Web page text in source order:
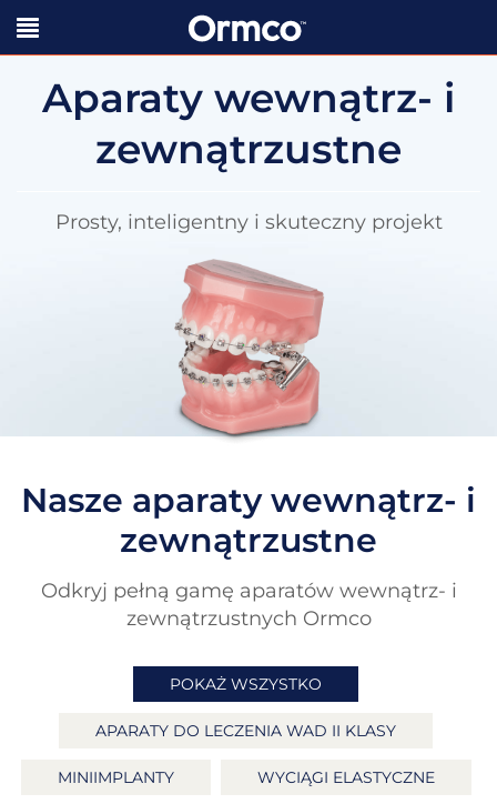
Aparaty wewnątrz- i
zewnątrzustne
Prosty, inteligentny i skuteczny projekt
Nasze aparaty wewnątrz- i
zewnątrzustne
Odkryj pełną gamę aparatów wewnątrz- i
zewnątrzustnych Ormco
POKAŻ WSZYSTKO
APARATY DO LECZENIA WAD II KLASY
MINIIMPLANTY WYCIĄGI ELASTYCZNE